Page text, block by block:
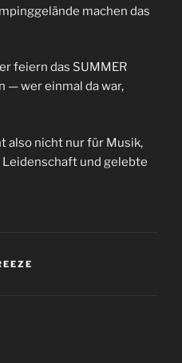
machen das
feiern das SUMMER
— wer einmal da war,
also nicht nur für Musik,
und gelebte